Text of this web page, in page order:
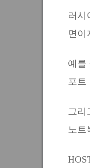
러시
면이
예를
포트
그리
노트